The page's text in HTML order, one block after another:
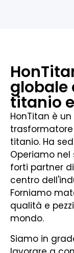
globale
titanio
HonTitan è
titanio. Ha
Operiamo
forti partner
centro
Forniamo
qualità e
mondo.
Siamo in